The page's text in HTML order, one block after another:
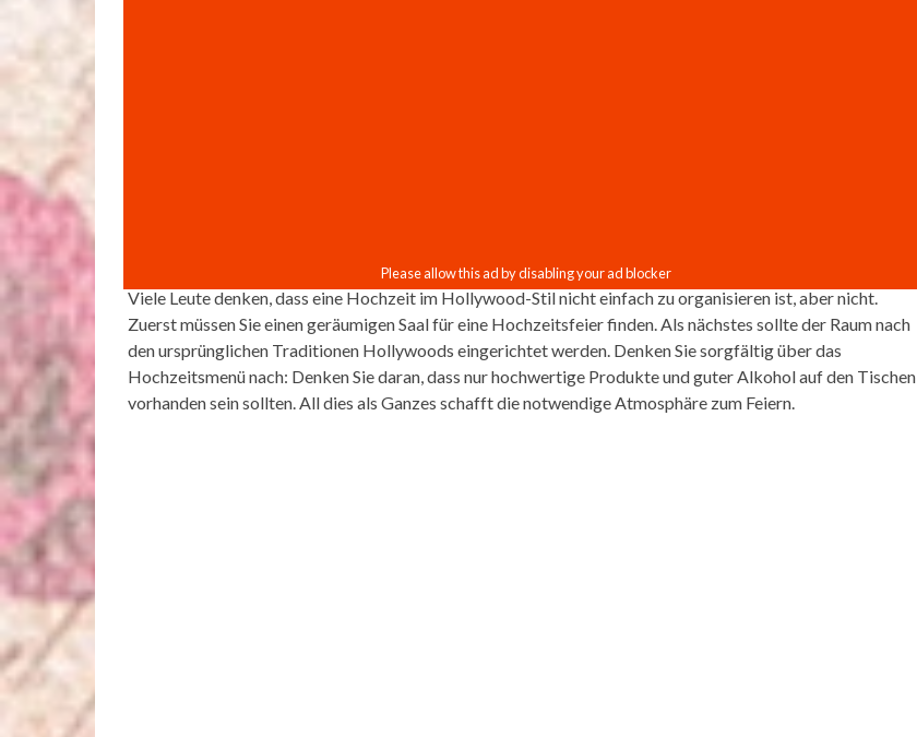
Viele Leute denken, dass eine Hochzeit im Hollywood-Stil nicht einfach zu organisieren ist, aber nicht.
Zuerst müssen Sie einen geräumigen Saal für eine Hochzeitsfeier finden. Als nächstes sollte der Raum nach
den ursprünglichen Traditionen Hollywoods eingerichtet werden. Denken Sie sorgfältig über das
Hochzeitsmenü nach: Denken Sie daran, dass nur hochwertige Produkte und guter Alkohol auf den Tischen
vorhanden sein sollten. All dies als Ganzes schafft die notwendige Atmosphäre zum Feiern.